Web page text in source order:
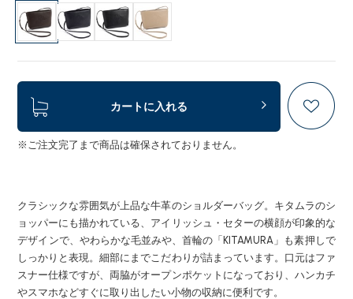
カートに入れる
※ご注文完了まで商品は確保されておりません。
クラシックな雰囲気が上品な牛革のショルダーバッグ。キタムラのシ
ョッパーにも描かれている、アイリッシュ・セターの横顔が印象的な
デザインで、やわらかな毛並みや、首輪の「KITAMURA」も素押しで
しっかりと表現。細部にまでこだわりが詰まっています。口元はファ
スナー仕様ですが、両脇がオープンポケットになっており、ハンカチ
やスマホなどすぐに取り出したい小物の収納に便利です。